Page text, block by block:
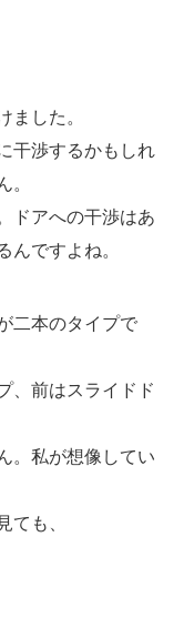
ました。
干渉するかもしれ
。
ドアへの干渉はあ
んですよね。
二本のタイプで
、前はスライドド
。私が想像してい
ても、